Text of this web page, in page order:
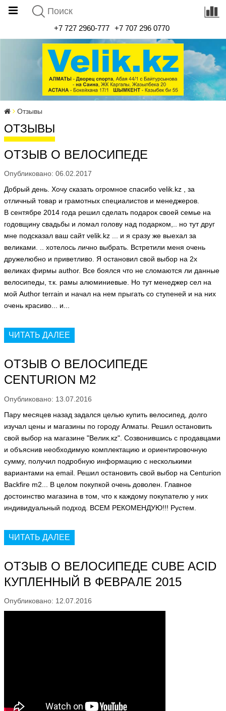
+7 727 2960-777 +7 707 296 0770
Отзывы
ОТЗЫВЫ
ОТЗЫВ О ВЕЛОСИПЕДЕ
Опубликовано: 06.02.2017
Добрый день. Хочу сказать огромное спасибо velik.kz , за
отличный товар и грамотных специалистов и менеджеров.
В сентябре 2014 года решил сделать подарок своей семье на
годовщину свадьбы и ломал голову над подарком,.. но тут друг
мне подсказал ваш сайт velik.kz ... и я сразу же выехал за
великами. .. хотелось лично выбрать. Встретили меня очень
дружелюбно и приветливо. Я остановил свой выбор на 2х
великах фирмы author. Все боялся что не сломаются ли данные
велосипеды, т.к. рамы алюминиевые. Но тут менеджер сел на
мой Author terrain и начал на нем прыгать со ступеней и на них
очень красиво... и...
ЧИТАТЬ ДАЛЕЕ
ОТЗЫВ О ВЕЛОСИПЕДЕ
CENTURION M2
Опубликовано: 13.07.2016
Пару месяцев назад задался целью купить велосипед, долго
изучал цены и магазины по городу Алматы. Решил остановить
свой выбор на магазине "Велик.кz". Созвонившись с продавцами
и объяснив необходимую комплектацию и ориентировочную
сумму, получил подробную информацию с несколькими
вариантами на email. Решил остановить свой выбор на Centurion
Backfire m2... В целом покупкой очень доволен. Главное
достоинство магазина в том, что к каждому покупателю у них
индивидуальный подход. ВСЕМ РЕКОМЕНДУЮ!!! Рустем.
ЧИТАТЬ ДАЛЕЕ
ОТЗЫВ О ВЕЛОСИПЕДЕ CUBE ACID
КУПЛЕННЫЙ В ФЕВРАЛЕ 2015
Опубликовано: 12.07.2016